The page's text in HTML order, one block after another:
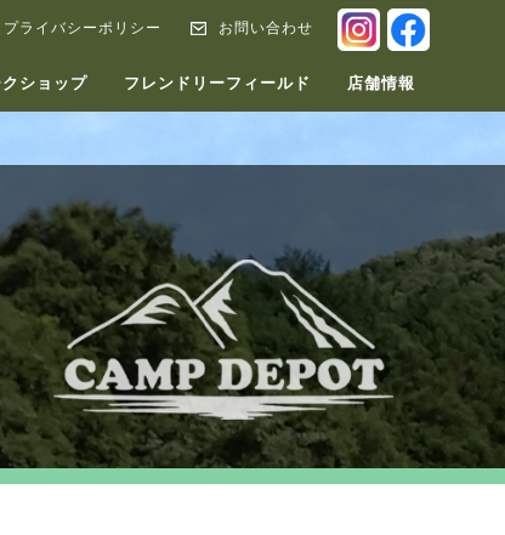
ショップ フレンドリーフィールド 店舗情報
プライバシーポリシー お問い合わせ